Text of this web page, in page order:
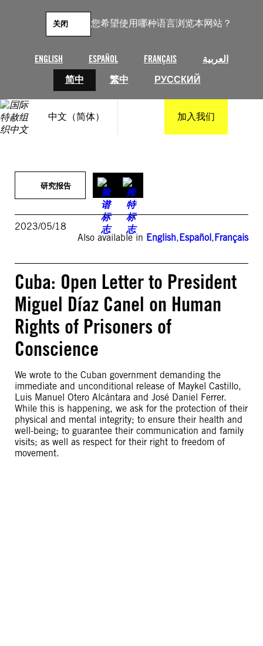
您希望使用哪种语言浏览本网站？
ENGLISH ESPAÑOL FRANÇAIS
العربية
简中
繁中 РУССКИЙ
关闭
中文（简体） 加入我们
研究报告
2023/05/18
Also available in English,Español,Français
Cuba: Open Letter to President
Miguel Díaz Canel on Human
Rights of Prisoners of
Conscience
We wrote to the Cuban government demanding the
immediate and unconditional release of Maykel Castillo,
Luis Manuel Otero Alcántara and José Daniel Ferrer.
While this is happening, we ask for the protection of their
physical and mental integrity; to ensure their health and
well-being; to guarantee their communication and family
visits; as well as respect for their right to freedom of
movement.